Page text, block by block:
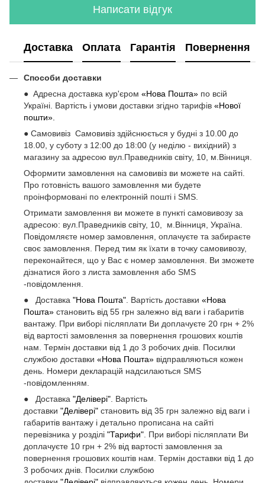
Написати відгук
Доставка Оплата Гарантія Повернення
Способи доставки
● Адресна доставка кур'єром «Нова Пошта» по всій
Україні. Вартість і умови доставки згідно тарифів «Нової
пошти».
● Самовивіз Самовивіз здійснюється у будні з 10.00 до
18.00, у суботу з 12:00 до 18:00 (у неділю - вихідний) з
магазину за адресою вул.Праведників світу, 10, м.Вінниця.
Оформити замовлення на самовивіз ви можете на сайті.
Про готовність вашого замовлення ми будете
проінформовані по електронній пошті і SMS.
Отримати замовлення ви можете в пункті самовивозу за
адресою: вул.Праведників світу, 10, м.Вінниця, Україна.
Повідомляєте номер замовлення, оплачуєте та забираєте
своє замовлення. Перед тим як їхати в точку самовивозу,
переконайтеся, що у Вас є номер замовлення. Ви зможете
дізнатися його з листа замовлення або SMS
-повідомлення.
● Доставка "Нова Пошта" . Вартість доставки «Нова
Пошта» становить від 55 грн залежно від ваги і габаритів
вантажу. При виборі післяплати Ви доплачуєте 20 грн + 2%
від вартості замовлення за повернення грошових коштів
нам. Термін доставки від 1 до 3 робочих днів. Посилки
службою доставки «Нова Пошта» відправляються кожен
день. Номери декларацій надсилаються SMS
-повідомленням.
● Доставка "Делівері" . Вартість
доставки "Делівері" становить від 35 грн залежно від ваги і
габаритів вантажу і детально прописана на сайті
перевізника у розділі "Тарифи" . При виборі післяплати Ви
доплачуєте 10 грн + 2% від вартості замовлення за
повернення грошових коштів нам. Термін доставки від 1 до
3 робочих днів. Посилки службою